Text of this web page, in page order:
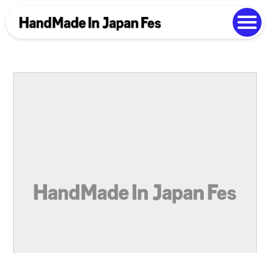
Photo Gallery